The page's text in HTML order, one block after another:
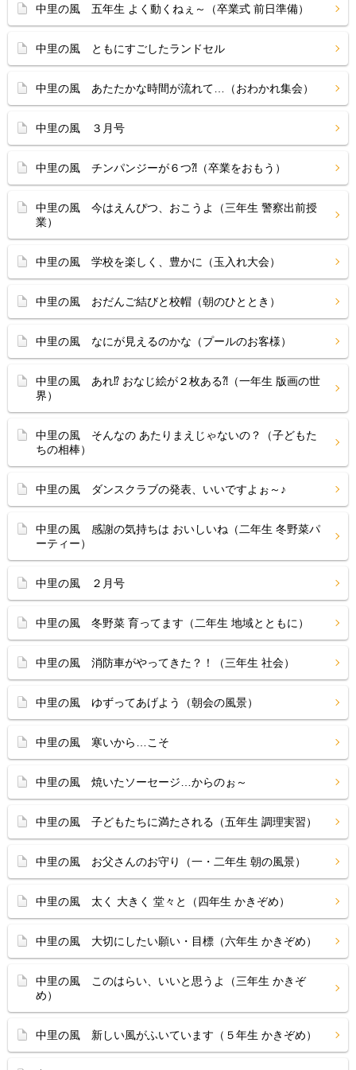
中里の風 五年生 よく動くねぇ～（卒業式 前日準備）
中里の風 ともにすごしたランドセル
中里の風 あたたかな時間が流れて…（おわかれ集会）
中里の風 ３月号
中里の風 チンパンジーが６つ⁈（卒業をおもう）
中里の風 今はえんぴつ、おこうよ（三年生 警察出前授
業）
中里の風 学校を楽しく、豊かに（玉入れ大会）
中里の風 おだんご結びと校帽（朝のひととき）
中里の風 なにが見えるのかな（プールのお客様）
中里の風 あれ⁉ おなじ絵が２枚ある⁈（一年生 版画の世
界）
中里の風 そんなの あたりまえじゃないの？（子どもた
ちの相棒）
中里の風 ダンスクラブの発表、いいですよぉ～♪
中里の風 感謝の気持ちは おいしいね（二年生 冬野菜パ
ーティー）
中里の風 ２月号
中里の風 冬野菜 育ってます（二年生 地域とともに）
中里の風 消防車がやってきた？！（三年生 社会）
中里の風 ゆずってあげよう（朝会の風景）
中里の風 寒いから…こそ
中里の風 焼いたソーセージ…からのぉ～
中里の風 子どもたちに満たされる（五年生 調理実習）
中里の風 お父さんのお守り（一・二年生 朝の風景）
中里の風 太く 大きく 堂々と（四年生 かきぞめ）
中里の風 大切にしたい願い・目標（六年生 かきぞめ）
中里の風 このはらい、いいと思うよ（三年生 かきぞ
め）
中里の風 新しい風がふいています（５年生 かきぞめ）